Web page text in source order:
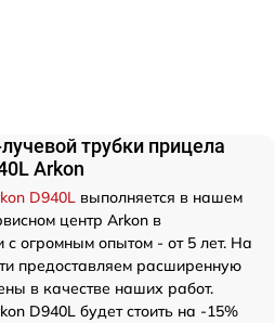
трубки прицела
Arkon
D940L выполняется в нашем
центр Arkon в
с огромным опытом - от 5 лет. На
предоставляем расширенную
в качестве наших работ.
D940L будет стоить на -15%